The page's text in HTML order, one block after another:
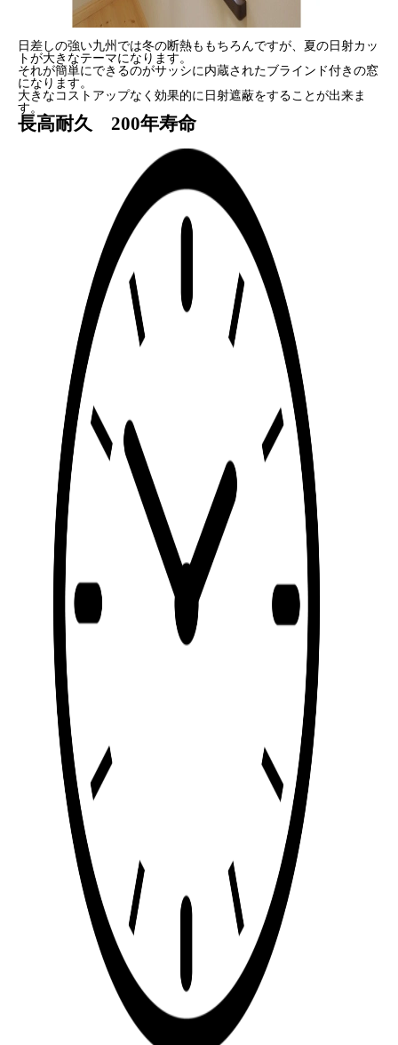
日差しの強い九州では冬の断熱ももちろんですが、夏の日射カッ
トが大きなテーマになります。
それが簡単にできるのがサッシに内蔵されたブラインド付きの窓
になります。
大きなコストアップなく効果的に日射遮蔽をすることが出来ま
す。
長高耐久 200年寿命